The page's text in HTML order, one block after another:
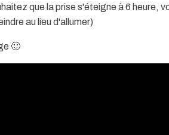
que la prise s'éteigne à 6 heure,
au lieu d'allumer)
🙂